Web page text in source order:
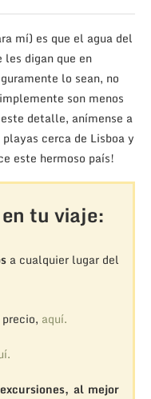
mí) es que el agua del
les digan que en
lo sean, no
son menos
detalle, anímense a
cerca de Lisboa y
este hermoso país!
tu viaje:
a cualquier lugar del
aquí.
al mejor